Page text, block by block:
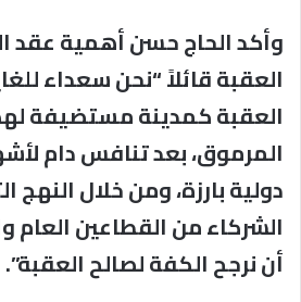
وأكد الحاج حسن أهمية عقد
العقبة قائلاً “نحن سعداء
العقبة كمدينة مستضيفة
المرموق، بعد تنافس دام
دولية بارزة، ومن خلال
الشركاء من القطاعين العام
أن نرجح الكفة لصالح العقبة”.